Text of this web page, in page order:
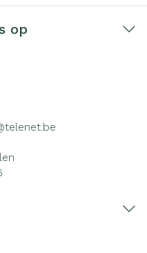
op
telenet.be